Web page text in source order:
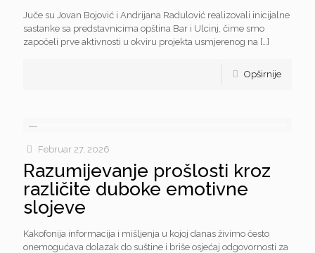
Juče su Jovan Bojović i Andrijana Radulović realizovali inicijalne
sastanke sa predstavnicima opština Bar i Ulcinj, čime smo
započeli prve aktivnosti u okviru projekta usmjerenog na […]
Opširnije
Februar 27, 2026
Razumijevanje prošlosti kroz
različite duboke emotivne
slojeve
Kakofonija informacija i mišljenja u kojoj danas živimo često
onemogućava dolazak do suštine i briše osjećaj odgovornosti za